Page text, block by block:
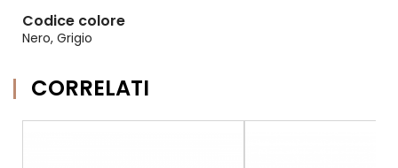
Codice colore
Nero, Grigio
CORRELATI